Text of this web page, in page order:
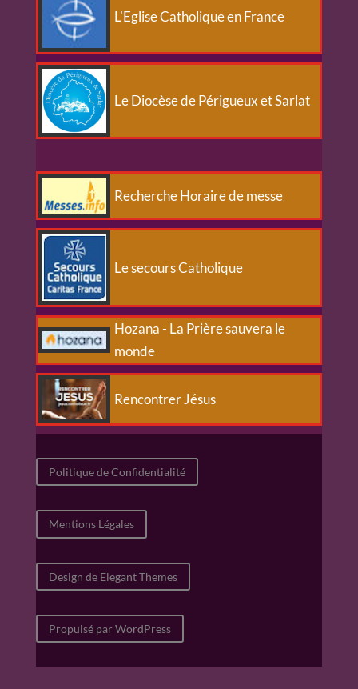
L'Eglise Catholique en France
Le Diocèse de Périgueux et Sarlat
Recherche Horaire de messe
Le secours Catholique
Hozana - La Prière sauvera le
monde
Rencontrer Jésus
Politique de Confidentialité
Mentions Légales
Design de Elegant Themes
Propulsé par WordPress